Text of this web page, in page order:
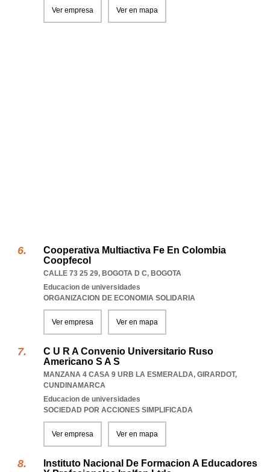
Ver empresa Ver en mapa
Cooperativa Multiactiva Fe En Colombia
Coopfecol
CALLE 73 25 29, BOGOTA D C, BOGOTA
Educacion de universidades
ORGANIZACION DE ECONOMIA SOLIDARIA
Ver empresa Ver en mapa
C U R A Convenio Universitario Ruso
Americano S A S
MANZANA 4 CASA 9 URB LA ESMERALDA, GIRARDOT,
CUNDINAMARCA
Educacion de universidades
SOCIEDAD POR ACCIONES SIMPLIFICADA
Ver empresa Ver en mapa
Instituto Nacional De Formacion A Educadores